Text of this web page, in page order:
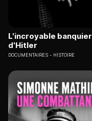
L'incroyable banquier
d'Hitler
DOCUMENTAIRES HISTOIRE